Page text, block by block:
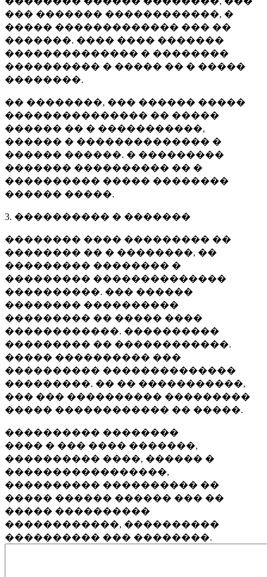
��� ������� ������������, �
����� ������������� ��� ��
�������. ���� ���� �������
�������������� � ��������
���������� � ����� �� � �����
��������.
�� ��������, ��� ������ �����
��������������� �� �����
������ �� � �����������,
������ � �������������� �
������ ������. � ���������
������� ���������� �� �
���������� ����� ��������
������ �����.
3. ���������� � �������
�������� ���� ��������� ��
�������� �� � ��������, ��
��������� �������� �
��������� ��������������
����������. ��� ������
�������� ����������
��������� �� ����� ����
������������. ����������
��������� �� ������������.
����� ���������� ���
���������� ��������������
���������. �� �� �����������,
��� ��� ���������� ���������
����� ������������ �� �����.
���������� ��������
���� � ��� ���� �������,
���������� ����, ������ �
�����������������,
���������� ���������� ��
����� ������ ������ ��� ��
����� ����������
������������, ����������
���������� ��� ��������.